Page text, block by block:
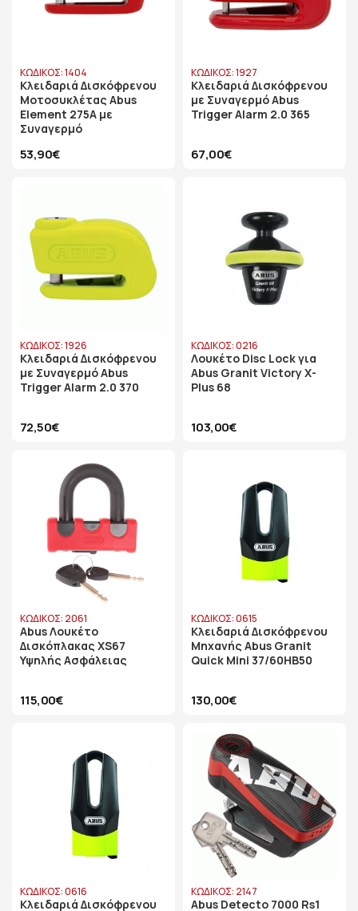
ΚΩΔΙΚΟΣ: 1404
Κλειδαριά Δισκόφρενου
Μοτοσυκλέτας Abus
Element 275A με
Συναγερμό
53,90€
ΚΩΔΙΚΟΣ: 1927
Κλειδαριά Δισκόφρενου
με Συναγερμό Abus
Trigger Alarm 2.0 365
67,00€
ΚΩΔΙΚΟΣ: 1926
Κλειδαριά Δισκόφρενου
με Συναγερμό Abus
Trigger Alarm 2.0 370
72,50€
ΚΩΔΙΚΟΣ: 0216
Λουκέτο Disc Lock για
Abus Granit Victory X-
Plus 68
103,00€
ΚΩΔΙΚΟΣ: 2061
Abus Λουκέτο
Δισκόπλακας XS67
Υψηλής Aσφάλειας
115,00€
ΚΩΔΙΚΟΣ: 0615
Κλειδαριά Δισκόφρενου
Μηχανής Abus Granit
Quick Mini 37/60HB50
130,00€
ΚΩΔΙΚΟΣ: 0616
Κλειδαριά Δισκόφρενου
ΚΩΔΙΚΟΣ: 2147
Abus Detecto 7000 Rs1